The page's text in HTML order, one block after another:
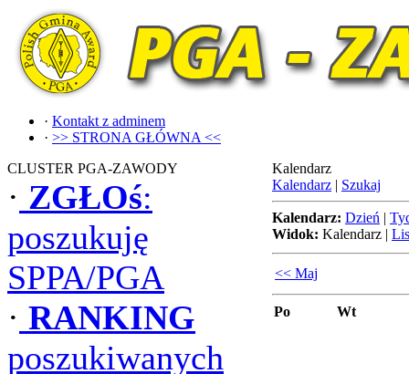
· Kontakt z adminem
· >> STRONA GŁÓWNA <<
CLUSTER PGA-ZAWODY
· ZGŁOś:
poszukuję
SPPA/PGA
· RANKING
poszukiwanych
Kalendarz
Kalendarz | Szukaj
Kalendarz: Dzień |
Widok: Kalendarz |
<< Maj
Po Wt